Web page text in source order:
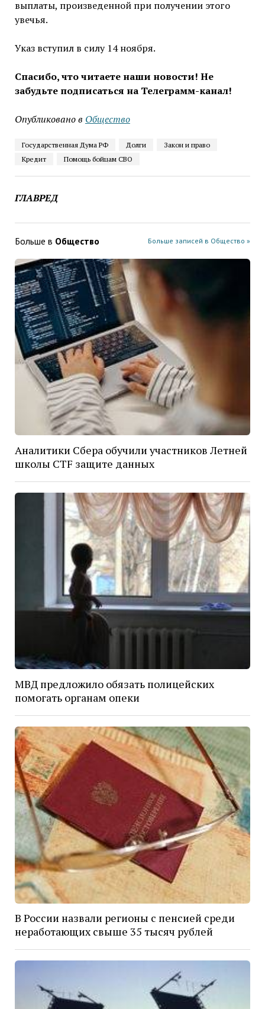
выплаты, произведенной при получении этого
увечья.
Указ вступил в силу 14 ноября.
Спасибо, что читаете наши новости! Не
забудьте подписаться на Телеграмм-канал!
Опубликовано в Общество
Государственная Дума РФ Долги
Закон и право
Кредит
Помощь бойцам СВО
ГЛАВРЕД
Больше в Общество Больше записей в Общество »
Аналитики Сбера обучили участников Летней
школы CTF защите данных
МВД предложило обязать полицейских
помогать органам опеки
В России назвали регионы с пенсией среди
неработающих свыше 35 тысяч рублей